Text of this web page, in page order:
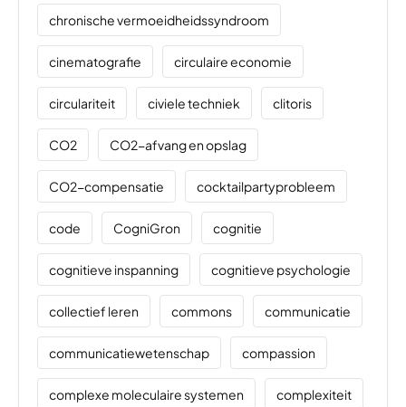
chronische vermoeidheidssyndroom
cinematografie circulaire economie
circulariteit civiele techniek clitoris
CO2 CO2-afvang en opslag
CO2-compensatie cocktailpartyprobleem
code CogniGron cognitie
cognitieve inspanning cognitieve psychologie
collectief leren commons communicatie
communicatiewetenschap compassion
complexe moleculaire systemen complexiteit